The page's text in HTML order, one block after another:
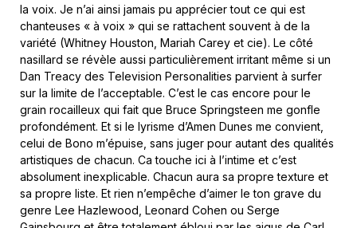
la voix. Je n’ai ainsi jamais pu apprécier tout ce qui est
chanteuses « à voix » qui se rattachent souvent à de la
variété (Whitney Houston, Mariah Carey et cie). Le côté
nasillard se révèle aussi particulièrement irritant même si un
Dan Treacy des Television Personalities parvient à surfer
sur la limite de l’acceptable. C’est le cas encore pour le
grain rocailleux qui fait que Bruce Springsteen me gonfle
profondément. Et si le lyrisme d’Amen Dunes me convient,
celui de Bono m’épuise, sans juger pour autant des qualités
artistiques de chacun. Ca touche ici à l’intime et c’est
absolument inexplicable. Chacun aura sa propre texture et
sa propre liste. Et rien n’empêche d’aimer le ton grave du
genre Lee Hazlewood, Leonard Cohen ou Serge